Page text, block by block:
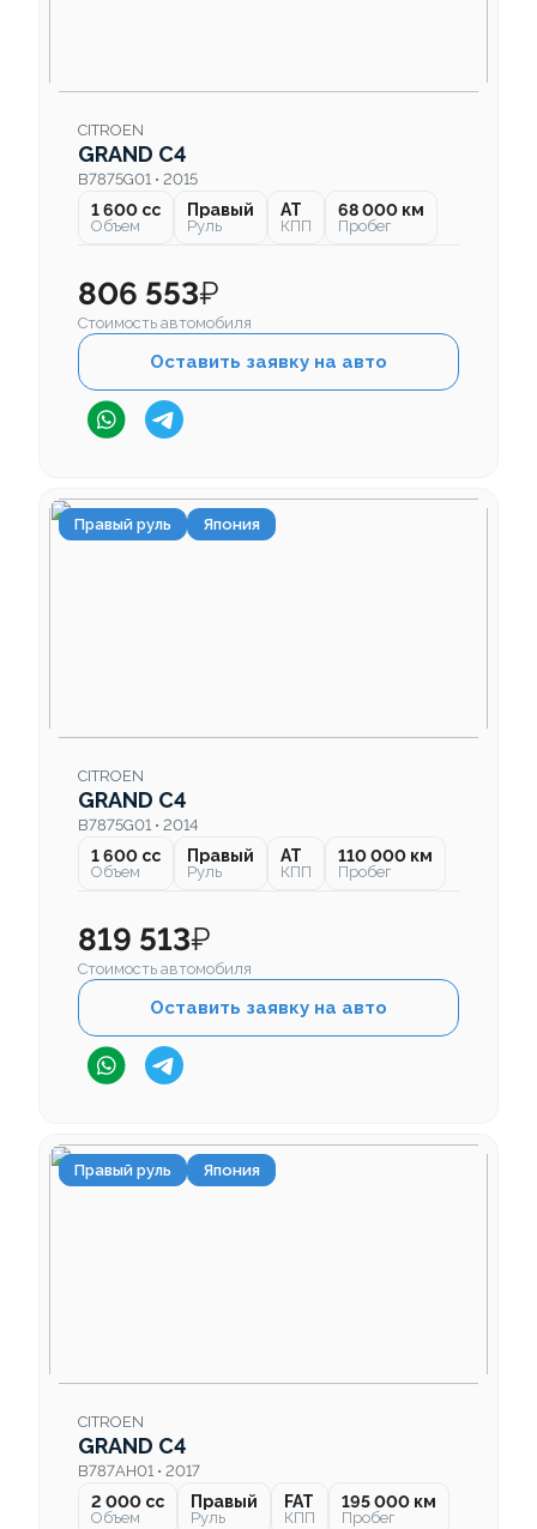
CITROEN
GRAND C4
B7875G01 • 2015
1 600 cc
Объем
Правый
Руль
AT
КПП
68 000 км
Пробег
806 553₽
Стоимость автомобиля
Оставить заявку на авто
Правый руль Япония
CITROEN
GRAND C4
B7875G01 • 2014
1 600 cc
Объем
Правый
Руль
AT
КПП
110 000 км
Пробег
819 513₽
Стоимость автомобиля
Оставить заявку на авто
Правый руль Япония
CITROEN
GRAND C4
B787AH01 • 2017
2 000 cc
Объем
Правый
Руль
FAT
КПП
195 000 км
Пробег